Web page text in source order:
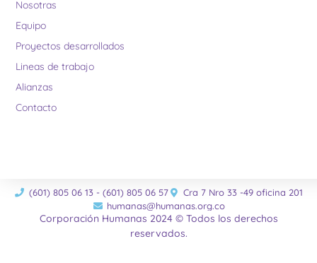
Nosotras
Equipo
Proyectos desarrollados
Lineas de trabajo
Alianzas
Contacto
(601) 805 06 13 - (601) 805 06 57
Cra 7 Nro 33 -49 oficina 201
humanas@humanas.org.co
Corporación Humanas 2024 © Todos los derechos
reservados.